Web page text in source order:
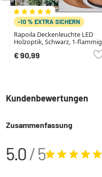
-10 % EXTRA SICHERN
Rapoila Deckenleuchte LED
Holzoptik, Schwarz, 1-flammig
€ 90,99
Kundenbewertungen
Zusammenfassung
5.0/ 5